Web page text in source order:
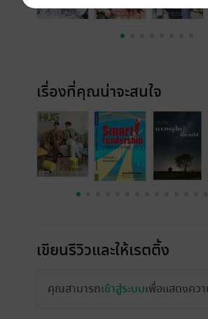
เรื่องที่คุณน่าจะสนใจ
เขียนรีวิวและให้เรตติ้ง
คุณสามารถเข้าสู่ระบบเพื่อแสดงคว